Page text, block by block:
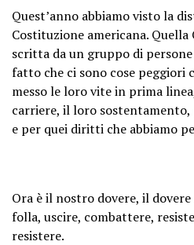
Quest’anno abbiamo visto la
Costituzione americana.
scritta da un gruppo di
fatto che ci sono cose peggiori
messo le loro vite in prima
carriere, il loro
e per quei diritti che abbiamo
Ora è il nostro dovere, il
folla, uscire, combattere,
resistere.